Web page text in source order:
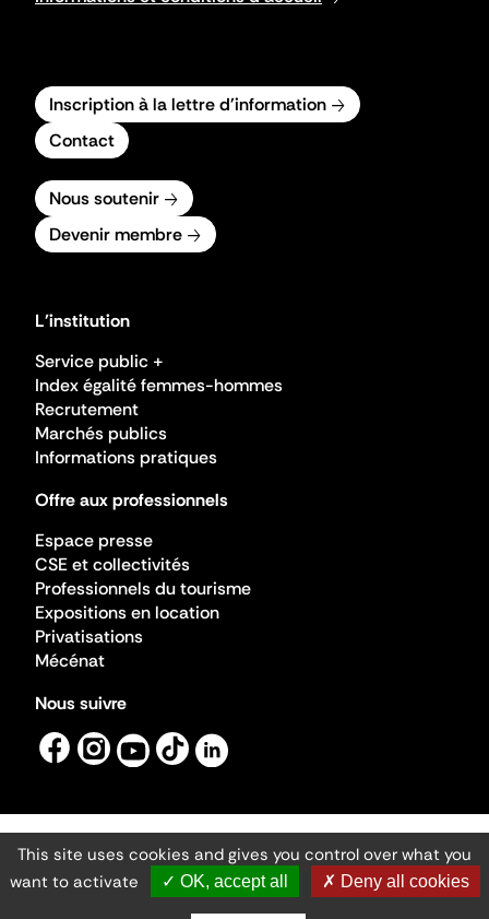
Inscription à la lettre d'information
Contact
Nous soutenir
Devenir membre
L'institution
Service public +
Index égalité femmes-hommes
Recrutement
Marchés publics
Informations pratiques
Offre aux professionnels
Espace presse
CSE et collectivités
Professionnels du tourisme
Expositions en location
Privatisations
Mécénat
Nous suivre
Mentions légales
Gestion des cookies
Accessibilité numérique
Ministère de la Culture ©2026
This site uses cookies and gives you control over what you
want to activate
✓ OK, accept all ✗ Deny all cookies